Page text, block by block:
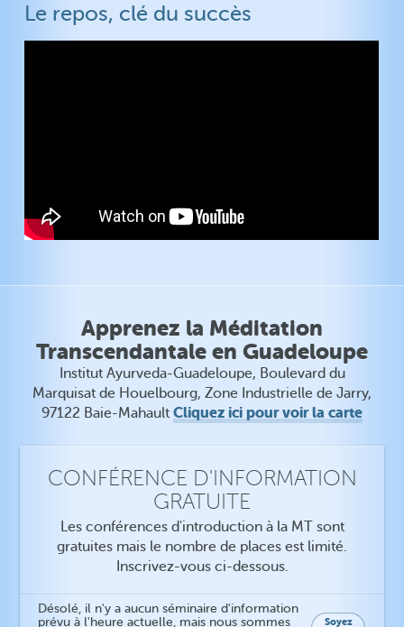
Le repos, clé du succès
Apprenez la Méditation
Transcendantale en Guadeloupe
Institut Ayurveda-Guadeloupe, Boulevard du
Marquisat de Houelbourg, Zone Industrielle de Jarry,
97122 Baie-Mahault Cliquez ici pour voir la carte
CONFÉRENCE D'INFORMATION
GRATUITE
Les conférences d'introduction à la MT sont
gratuites mais le nombre de places est limité.
Inscrivez-vous ci-dessous.
Désolé, il n'y a aucun séminaire d'information
prévu à l'heure actuelle, mais nous sommes
Soyez